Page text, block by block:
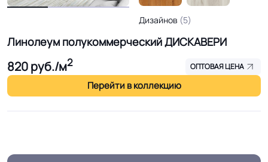
Линолеум полукоммерческий ДИСКАВЕРИ
820руб./м2 ОПТОВАЯ ЦЕНА
Перейти в коллекцию
Дизайнов (5)